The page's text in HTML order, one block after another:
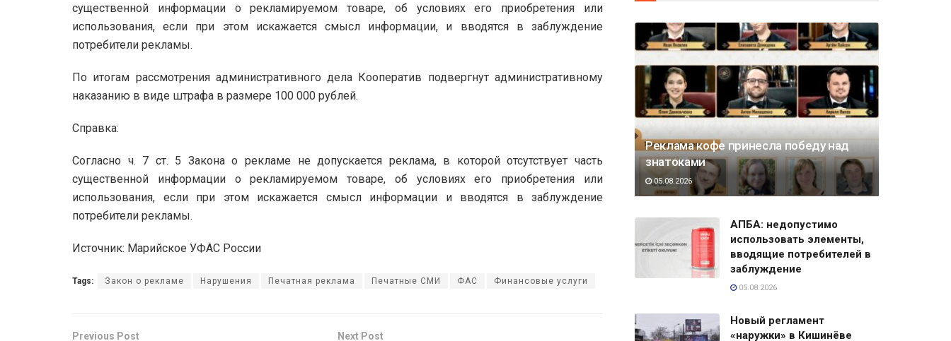
существенной информации о рекламируемом товаре, об условиях его приобретения или
использования, если при этом искажается смысл информации, и вводятся в заблуждение
потребители рекламы.
По итогам рассмотрения административного дела Кооператив подвергнут административному
наказанию в виде штрафа в размере 100 000 рублей.
Справка:
Согласно ч. 7 ст. 5 Закона о рекламе не допускается реклама, в которой отсутствует часть
существенной информации о рекламируемом товаре, об условиях его приобретения или
использования, если при этом искажается смысл информации и вводятся в заблуждение
потребители рекламы.
Источник: Марийское УФАС России
Tags: Закон о рекламе Нарушения Печатная реклама Печатные СМИ ФАС Финансовые услуги
Previous Post Next Post
Реклама кофе принесла победу над
знатоками
05.08.2026
АПБА: недопустимо
использовать элементы,
вводящие потребителей в
заблуждение
05.08.2026
Новый регламент
«наружки» в Кишинёве